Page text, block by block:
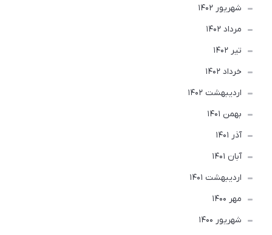
شهریور 1402
مرداد 1402
تير 1402
خرداد 1402
ارديبهشت 1402
بهمن 1401
آذر 1401
آبان 1401
ارديبهشت 1401
مهر 1400
شهریور 1400